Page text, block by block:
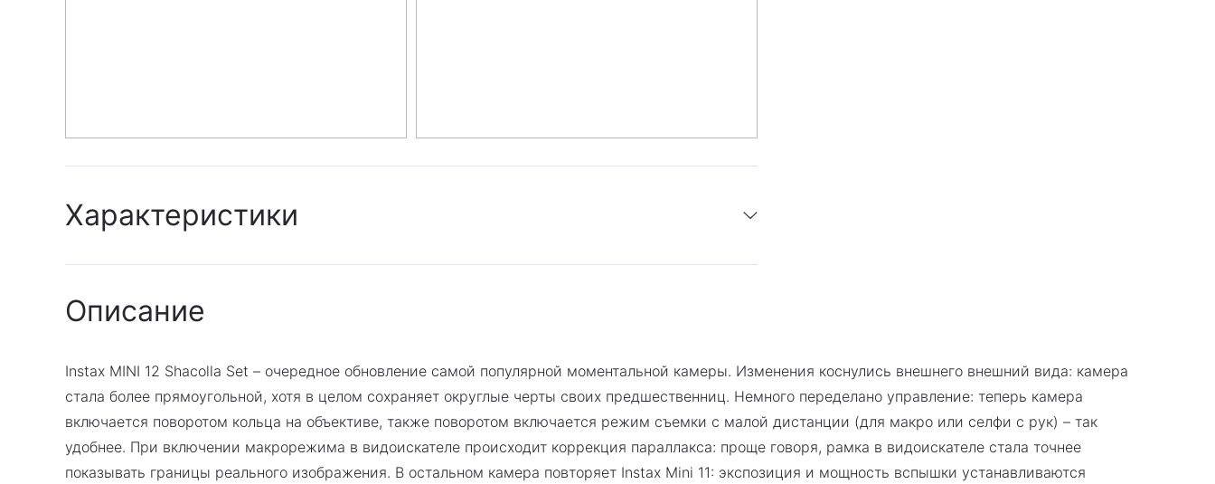
Характеристики
Гарантия
Описание
Instax MINI 12 Shacolla Set – очередное обновление самой популярной моментальной камеры. Изменения коснулись внешнего внешний вида: камера
стала более прямоугольной, хотя в целом сохраняет округлые черты своих предшественниц. Немного переделано управление: теперь камера
включается поворотом кольца на объективе, также поворотом включается режим съемки с малой дистанции (для макро или селфи с рук) – так
удобнее. При включении макрорежима в видоискателе происходит коррекция параллакса: проще говоря, рамка в видоискателе стала точнее
показывать границы реального изображения. В остальном камера повторяет Instax Mini 11: экспозиция и мощность вспышки устанавливаются